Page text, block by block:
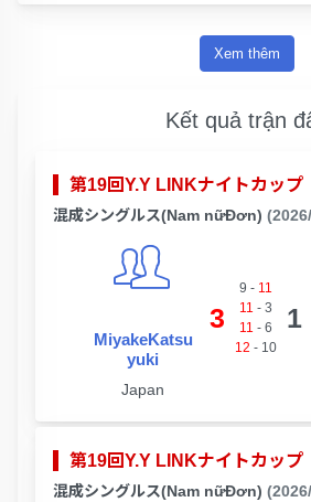
Xem thêm
Kết quả trận
第19回Y.Y LINKナイトカップ
混成シングルス(Nam nữĐơn)
MiyakeKatsu
yuki
Japan
3
9 - 11
11 - 3
11 - 6
12 - 10
1
第19回Y.Y LINKナイトカップ
混成シングルス(Nam nữĐơn)